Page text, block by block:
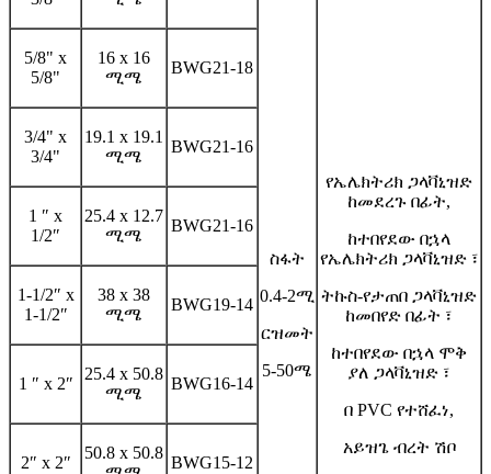
ስፋት
0.4-2ሚ
ርዝመት
5-50ሜ
የኤሌክትሪክ ጋላቫኒዝድ
ከመደረጉ በፊት,
ከተበየደው በኋላ
የኤሌክትሪክ ጋላቫኒዝድ ፣
ትኩስ-የታጠበ ጋላቫኒዝድ
ከመበየድ በፊት ፣
ከተበየደው በኋላ ሞቅ
ያለ ጋላቫኒዝድ ፣
በ PVC የተሸፈነ,
አይዝጌ ብረት ሽቦ
5/8" x
5/8"
16 x 16
ሚሜ
BWG21-18
3/4" x
3/4"
19.1 x 19.1
ሚሜ
BWG21-16
1 ″ x
1/2″
25.4 x 12.7
ሚሜ
BWG21-16
1-1/2″ x
1-1/2″
38 x 38
ሚሜ
BWG19-14
1 ″ x 2″
25.4 x 50.8
ሚሜ
BWG16-14
2″ x 2″
50.8 x 50.8
BWG15-12